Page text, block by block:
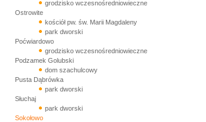
grodzisko wczesnośredniowieczne
Ostrowite
kościół pw. św. Marii Magdaleny
park dworski
Poćwiardowo
grodzisko wczesnośredniowieczne
Podzamek Golubski
dom szachulcowy
Pusta Dąbrówka
park dworski
Słuchaj
park dworski
Sokołowo